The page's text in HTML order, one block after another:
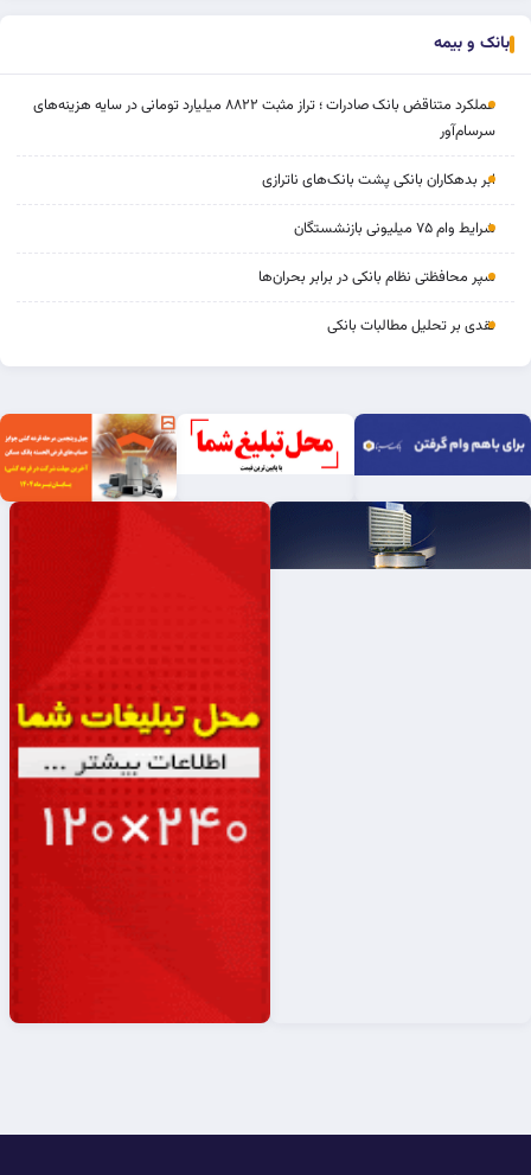
بانک و بیمه
عملکرد متناقض بانک صادرات ؛ تراز مثبت ۸۸۲۲ میلیارد تومانی در سایه هزینه‌های
سرسام‌آور
ابر بدهکاران بانکی پشت بانک‌های ناترازی
شرایط وام ۷۵ میلیونی بازنشستگان
سپر محافظتی نظام بانکی در برابر بحران‌ها
نقدی بر تحلیل مطالبات بانکی